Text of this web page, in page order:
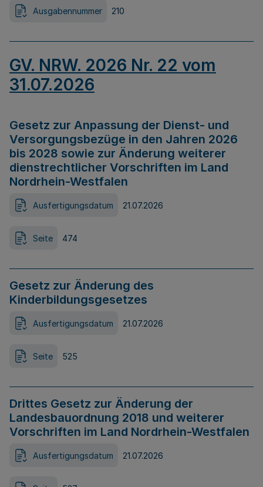
Ausgabennummer 210
GV. NRW. 2026 Nr. 22 vom
31.07.2026
Gesetz zur Anpassung der Dienst- und
Versorgungsbezüge in den Jahren 2026
bis 2028 sowie zur Änderung weiterer
dienstrechtlicher Vorschriften im Land
Nordrhein-Westfalen
Ausfertigungsdatum 21.07.2026
Seite 474
Gesetz zur Änderung des
Kinderbildungsgesetzes
Ausfertigungsdatum 21.07.2026
Seite 525
Drittes Gesetz zur Änderung der
Landesbauordnung 2018 und weiterer
Vorschriften im Land Nordrhein-Westfalen
Ausfertigungsdatum 21.07.2026